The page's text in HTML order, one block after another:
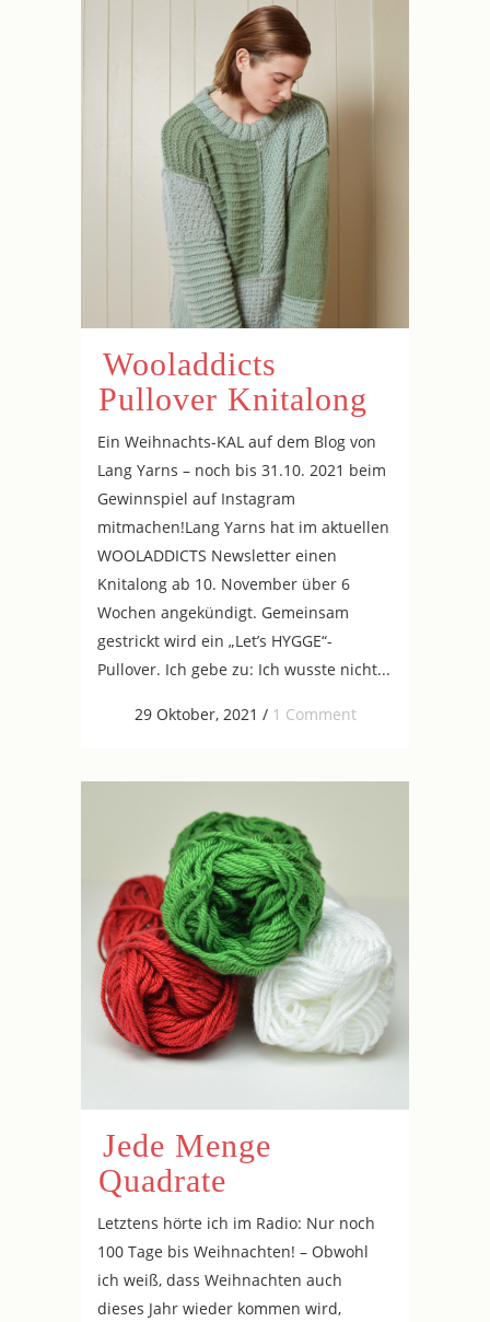
Wooladdicts
Pullover Knitalong
Ein Weihnachts-KAL auf dem Blog von
Lang Yarns – noch bis 31.10. 2021 beim
Gewinnspiel auf Instagram
mitmachen!Lang Yarns hat im aktuellen
WOOLADDICTS Newsletter einen
Knitalong ab 10. November über 6
Wochen angekündigt. Gemeinsam
gestrickt wird ein „Let’s HYGGE“-
Pullover. Ich gebe zu: Ich wusste nicht...
29 Oktober, 2021 / 1 Comment
Jede Menge
Quadrate
Letztens hörte ich im Radio: Nur noch
100 Tage bis Weihnachten! – Obwohl
ich weiß, dass Weihnachten auch
dieses Jahr wieder kommen wird,